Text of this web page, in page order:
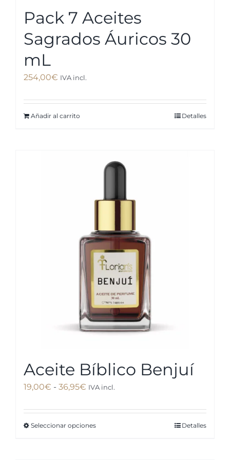
Pack 7 Aceites
Sagrados Áuricos 30
mL
254,00€ IVA incl.
Añadir al carrito Detalles
Aceite Bíblico Benjuí
19,00€ - 36,95€Rango
precios:
desde
IVA incl.
Seleccionar opcionesEste
Detalles